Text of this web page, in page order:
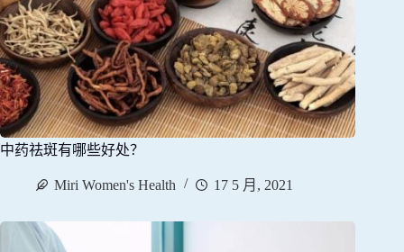
中药祛斑有哪些好处？
Miri Women's Health 17 5 月, 2021